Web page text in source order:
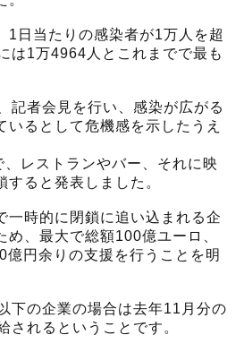
1日当たりの感染者が1万人を超
は1万4964人とこれまでで最も
記者会見を行い、感染が広がる
いるとして危機感を示したうえ
レストランやバー、それに映
ると発表しました。
一時的に閉鎖に追い込まれる企
め、最大で総額100億ユーロ、
億円余りの支援を行うことを明
下の企業の場合は去年11月分の
されるということです。